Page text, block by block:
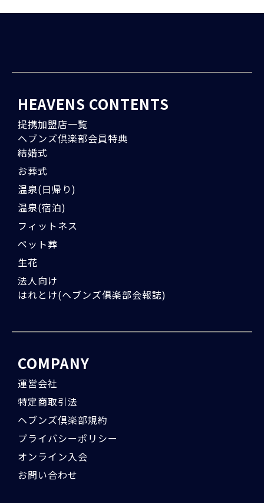
HEAVENS CONTENTS
提携加盟店一覧
ヘブンズ倶楽部会員特典
結婚式
お葬式
温泉(日帰り)
温泉(宿泊)
フィットネス
ペット葬
生花
法人向け
はれとけ(ヘブンズ俱楽部会報誌)
COMPANY
運営会社
特定商取引法
ヘブンズ倶楽部規約
プライバシーポリシー
オンライン入会
お問い合わせ